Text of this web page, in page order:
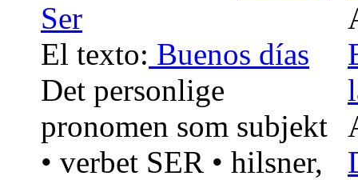
Ser
El texto: Buenos días
Det personlige
pronomen som subjekt
• verbet SER • hilsner,